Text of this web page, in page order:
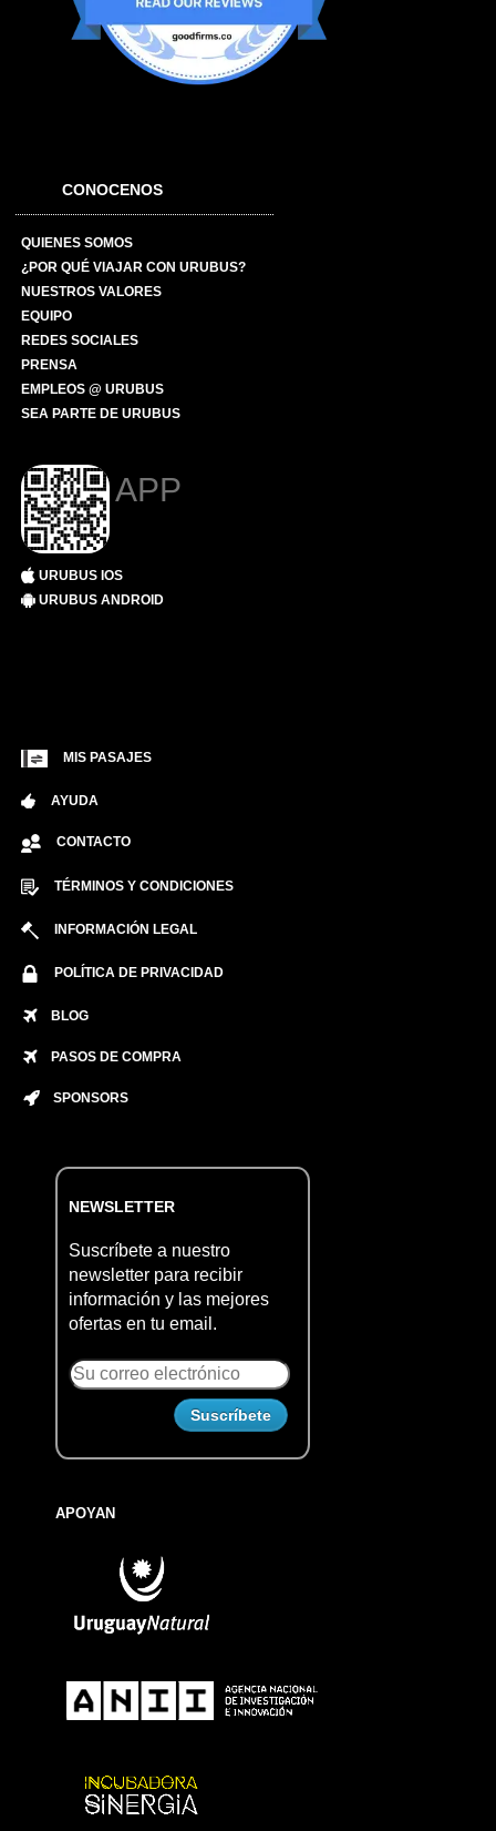
CONOCENOS
QUIENES SOMOS
¿POR QUÉ VIAJAR CON URUBUS?
NUESTROS VALORES
EQUIPO
REDES SOCIALES
PRENSA
EMPLEOS @ URUBUS
SEA PARTE DE URUBUS
APP
URUBUS IOS
URUBUS ANDROID
MIS PASAJES
AYUDA
CONTACTO
TÉRMINOS Y CONDICIONES
INFORMACIÓN LEGAL
POLÍTICA DE PRIVACIDAD
BLOG
PASOS DE COMPRA
SPONSORS
NEWSLETTER
Suscríbete a nuestro
newsletter para recibir
información y las mejores
ofertas en tu email.
APOYAN